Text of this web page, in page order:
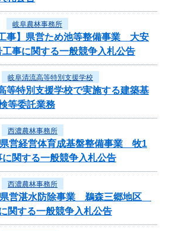
岐阜農林事務所
事】県営ため池等整備事業 大安
事に関する一般競争入札公告
岐阜清流高等特別支援学校
等特別支援学校で実施する建築基
等委託業務
西濃農林事務所
県営経営体育成基盤整備事業 牧1
関する一般競争入札公告
西濃農林事務所
県営湛水防除事業 鵜森三郷地区
関する一般競争入札公告